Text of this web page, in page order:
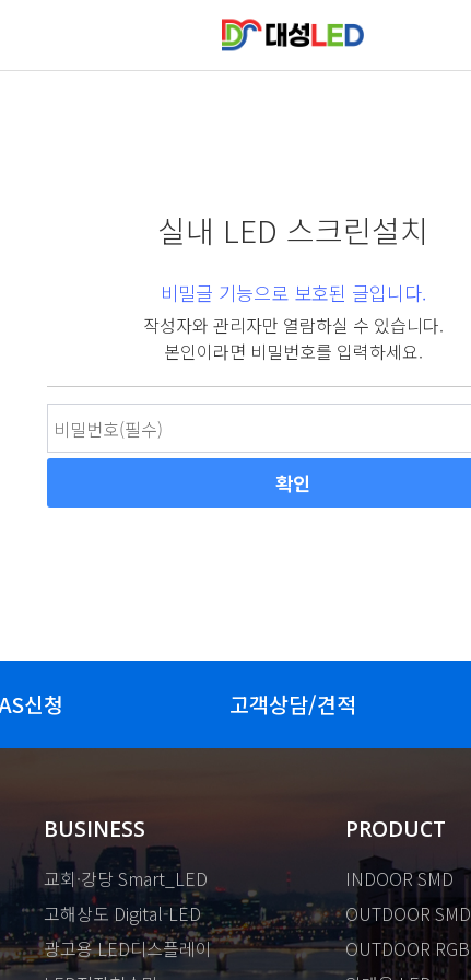
실내 LED 스크린설치
비밀글 기능으로 보호된 글입니다.
작성자와 관리자만 열람하실 수 있습니다.
본인이라면 비밀번호를 입력하세요.
신청 고객상담/견적
BUSINESS
교회·강당 Smart_LED
고해상도 Digital-LED
광고용 LED디스플레이
PRODUCT
INDOOR SMD
OUTDOOR SMD
OUTDOOR RGB